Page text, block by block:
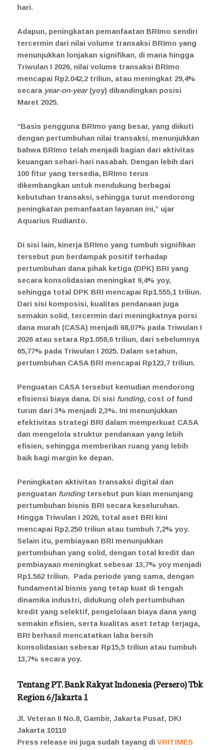
hari.
Adapun, peningkatan pemanfaatan BRImo sendiri
tercermin dari nilai volume transaksi BRImo yang
menunjukkan lonjakan signifikan, di mana hingga
Triwulan I 2026, nilai volume transaksi BRImo
mencapai Rp2.042,2 triliun, atau meningkat 29,4%
secara year-on-year(yoy) dibandingkan posisi
Maret 2025.
“Basis pengguna BRImo yang besar, yang diikuti
dengan pertumbuhan nilai transaksi, menunjukkan
bahwa BRImo telah menjadi bagian dari aktivitas
keuangan sehari-hari nasabah. Dengan lebih dari
100 fitur yang tersedia, BRImo terus
dikembangkan untuk mendukung berbagai
kebutuhan transaksi, sehingga turut mendorong
peningkatan pemanfaatan layanan ini,” ujar
Aquarius Rudianto.
Di sisi lain, kinerja BRImo yang tumbuh signifikan
tersebut pun berdampak positif terhadap
pertumbuhan dana pihak ketiga (DPK) BRI yang
secara konsolidasian meningkat 9,4% yoy,
sehingga total DPK BRI mencapai Rp1.555,1 triliun.
Dari sisi komposisi, kualitas pendanaan juga
semakin solid, tercermin dari meningkatnya porsi
dana murah (CASA) menjadi 68,07% pada Triwulan I
2026 atau setara Rp1.058,6 triliun, dari sebelumnya
65,77% pada Triwulan I 2025. Dalam setahun,
pertumbuhan CASA BRI mencapai Rp123,7 triliun.
Penguatan CASA tersebut kemudian mendorong
efisiensi biaya dana. Di sisi funding, cost of fund
turun dari 3% menjadi 2,3%. Ini menunjukkan
efektivitas strategi BRI dalam memperkuat CASA
dan mengelola struktur pendanaan yang lebih
efisien, sehingga memberikan ruang yang lebih
baik bagi margin ke depan.
Peningkatan aktivitas transaksi digital dan
penguatan fundingtersebut pun kian menunjang
pertumbuhan bisnis BRI secara keseluruhan.
Hingga Triwulan I 2026, total aset BRI kini
mencapai Rp2.250 triliun atau tumbuh 7,2% yoy.
Selain itu, pembiayaan BRI menunjukkan
pertumbuhan yang solid, dengan total kredit dan
pembiayaan meningkat sebesar 13,7% yoy menjadi
Rp1.562 triliun. Pada periode yang sama, dengan
fundamental bisnis yang tetap kuat di tengah
dinamika industri, didukung oleh pertumbuhan
kredit yang selektif, pengelolaan biaya dana yang
semakin efisien, serta kualitas aset tetap terjaga,
BRI berhasil mencatatkan laba bersih
konsolidasian sebesar Rp15,5 triliun atau tumbuh
13,7% secara yoy.
Tentang PT. Bank Rakyat Indonesia (Persero) Tbk
Region 6/Jakarta 1
Jl. Veteran II No.8, Gambir, Jakarta Pusat, DKI
Jakarta 10110
Press release ini juga sudah tayang di VRITIMES